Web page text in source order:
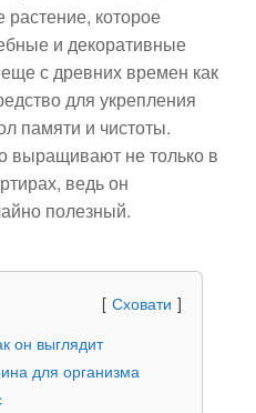
которое
и декоративные
с древних времен как
для укрепления
памяти и чистоты.
выращивают не только в
ведь он
полезный.
Сховати
он выглядит
для организма